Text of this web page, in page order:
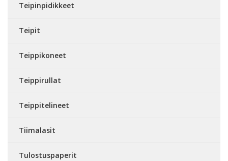
Teipinpidikkeet
Teipit
Teippikoneet
Teippirullat
Teippitelineet
Tiimalasit
Tulostuspaperit